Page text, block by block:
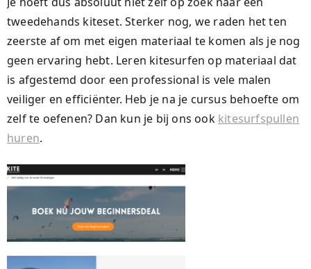
tweedehands kiteset. Sterker nog, we raden het ten
zeerste af om met eigen materiaal te komen als je nog
geen ervaring hebt. Leren kitesurfen op materiaal dat
is afgestemd door een professional is vele malen
veiliger en efficiënter. Heb je na je cursus behoefte om
zelf te oefenen? Dan kun je bij ons ook kitesurfspullen
huren.